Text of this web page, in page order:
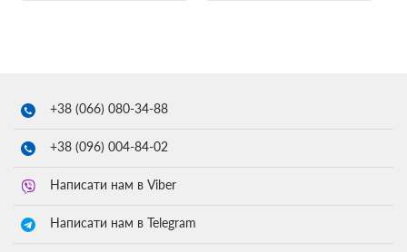
+38 (066) 080-34-88
+38 (096) 004-84-02
Написати нам в Viber
Написати нам в Telegram